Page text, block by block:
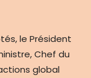
le Président
Chef du
global